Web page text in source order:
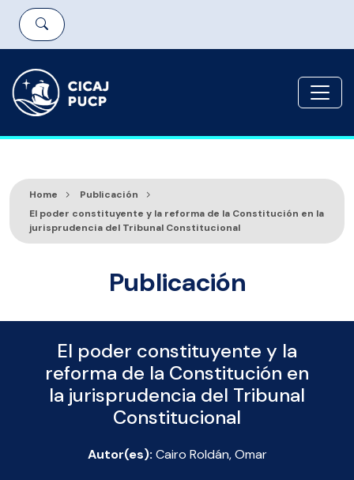
Home
Publicación
El poder constituyente y la reforma de la Constitución en la
jurisprudencia del Tribunal Constitucional
Publicación
El poder constituyente y la
reforma de la Constitución en
la jurisprudencia del Tribunal
Constitucional
Autor(es): Cairo Roldán, Omar